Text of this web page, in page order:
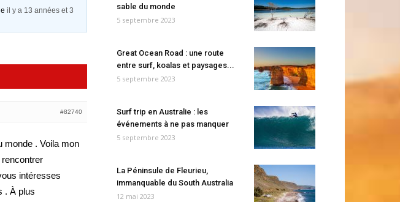
il y a 13 années et 3
#82740
monde . Voila mon
rencontrer
intéresses
. À plus
sable du monde
5 septembre 2023
Great Ocean Road : une route
entre surf, koalas et paysages...
5 septembre 2023
Surf trip en Australie : les
événements à ne pas manquer
5 septembre 2023
La Péninsule de Fleurieu,
immanquable du South Australia
12 mai 2023